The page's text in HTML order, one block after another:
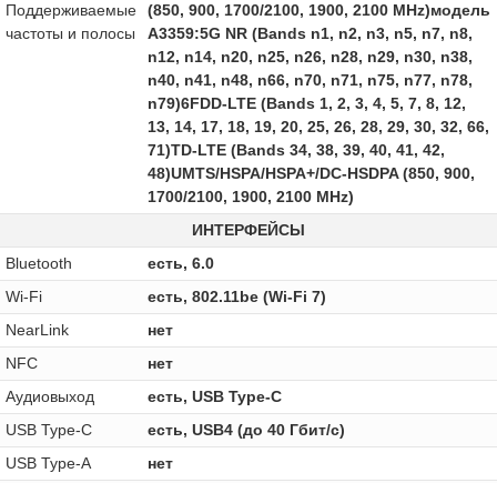
Поддерживаемые
частоты и полосы
(850, 900, 1700/2100, 1900, 2100 MHz)модель
A3359:5G NR (Bands n1, n2, n3, n5, n7, n8,
n12, n14, n20, n25, n26, n28, n29, n30, n38,
n40, n41, n48, n66, n70, n71, n75, n77, n78,
n79)6FDD-LTE (Bands 1, 2, 3, 4, 5, 7, 8, 12,
13, 14, 17, 18, 19, 20, 25, 26, 28, 29, 30, 32, 66,
71)TD-LTE (Bands 34, 38, 39, 40, 41, 42,
48)UMTS/HSPA/HSPA+/DC‑HSDPA (850, 900,
1700/2100, 1900, 2100 MHz)
ИНТЕРФЕЙСЫ
Bluetooth
есть, 6.0
Wi-Fi
есть, 802.11be (Wi-Fi 7)
NearLink
нет
NFC
нет
Аудиовыход
есть, USB Type-C
USB Type-C
есть, USB4 (до 40 Гбит/с)
USB Type-A
нет